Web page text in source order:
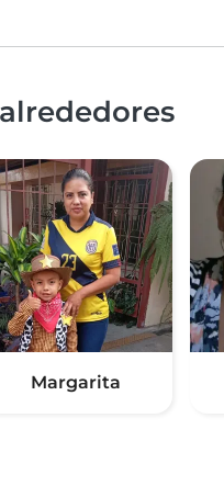
Margarita